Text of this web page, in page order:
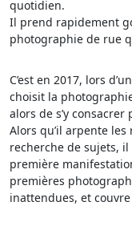
quotidien.
Il prend rapidement
photographie de rue
C’est en 2017, lors
choisit la
alors de s’y consacrer
Alors qu’il arpente
recherche de sujets,
première
premières
inattendues, et